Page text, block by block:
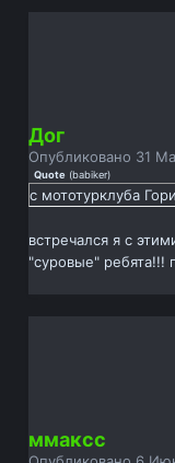
Дог
Опубликовано 31
Quote (babiker)
с мототурклуба
встречался я с
"суровые" ребята!!!
ммаксс